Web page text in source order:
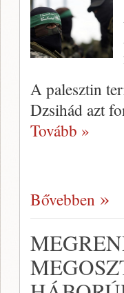
A palesztin
Dzsihád azt
Tovább »
Bővebben